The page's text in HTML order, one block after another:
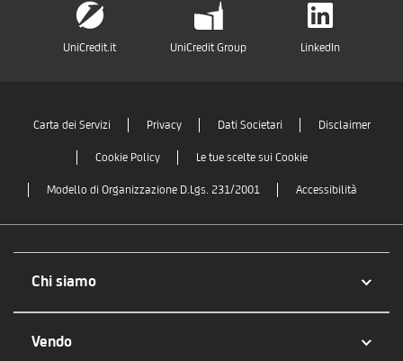
UniCredit.it UniCredit Group LinkedIn
Carta dei Servizi Privacy Dati Societari Disclaimer
Cookie Policy Le tue scelte sui Cookie
Modello di Organizzazione D.Lgs. 231/2001 Accessibilità
Chi siamo
Vendo